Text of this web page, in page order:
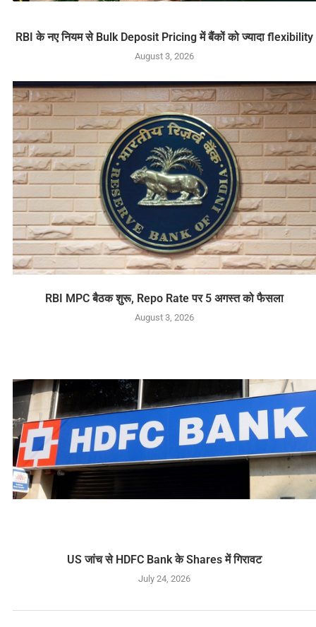
RBI के नए नियम से Bulk Deposit Pricing में बैंकों को ज्यादा flexibility
August 3, 2026
RBI MPC बैठक शुरू, Repo Rate पर 5 अगस्त को फैसला
August 3, 2026
US जांच से HDFC Bank के Shares में गिरावट
July 24, 2026